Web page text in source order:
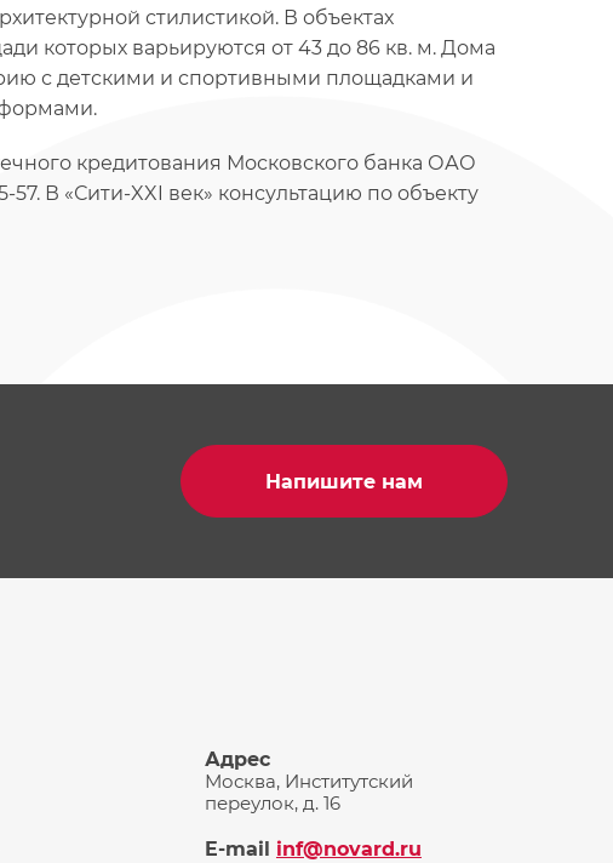
стилистикой. В объектах
которых варьируются от 43 до 86 кв. м. Дома
с детскими и спортивными площадками и
кредитования Московского банка ОАО
В «Сити-XXI век» консультацию по объекту
Напишите нам
Адрес
Москва, Институтский
переулок, д. 16
E-mail inf@novard.ru